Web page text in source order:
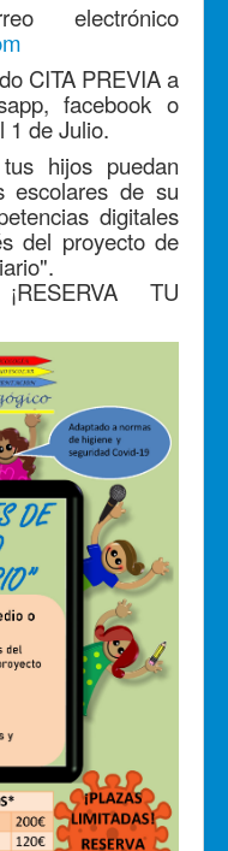
electrónico
CITA PREVIA a
facebook o
1 de Julio.
hijos puedan
escolares de su
digitales
del proyecto de
TU